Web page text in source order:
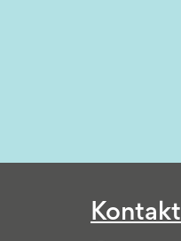
Kontakt